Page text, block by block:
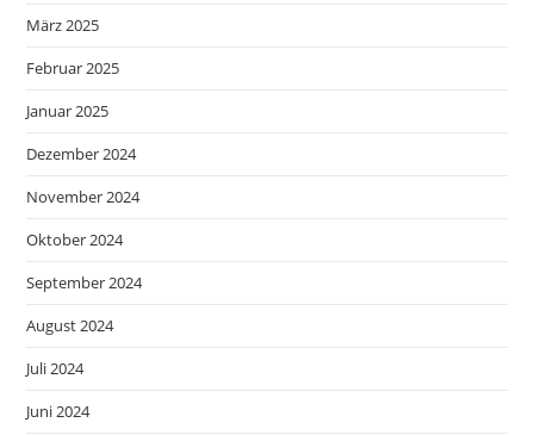
März 2025
Februar 2025
Januar 2025
Dezember 2024
November 2024
Oktober 2024
September 2024
August 2024
Juli 2024
Juni 2024